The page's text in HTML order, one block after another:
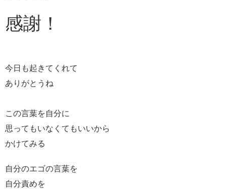
感謝！
今日も起きてくれて
ありがとうね
この言葉を自分に
思ってもいなくてもいいから
かけてみる
自分のエゴの言葉を
自分責めを